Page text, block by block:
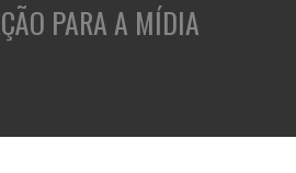
PARA A MÍDIA